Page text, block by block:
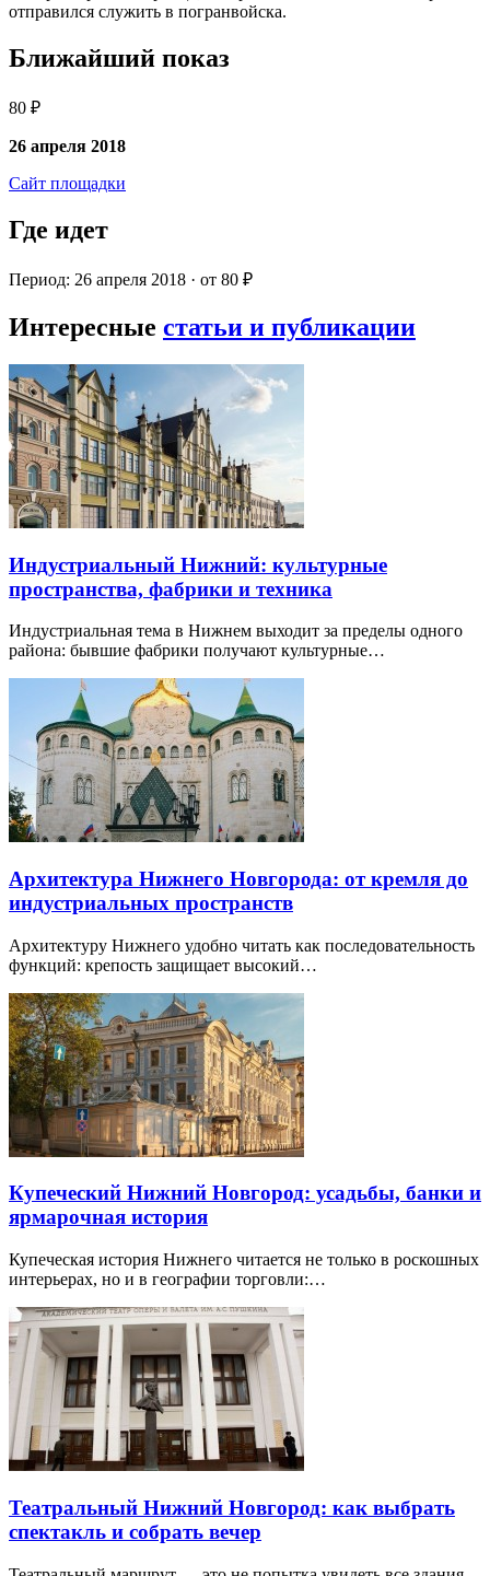
отправился служить в погранвойска.
Ближайший показ
80 ₽
26 апреля 2018
Сайт площадки
Где идет
Период: 26 апреля 2018 · от 80 ₽
Интересные статьи и публикации
Индустриальный Нижний: культурные
пространства, фабрики и техника
Индустриальная тема в Нижнем выходит за пределы одного
района: бывшие фабрики получают культурные…
Архитектура Нижнего Новгорода: от кремля до
индустриальных пространств
Архитектуру Нижнего удобно читать как последовательность
функций: крепость защищает высокий…
Купеческий Нижний Новгород: усадьбы, банки и
ярмарочная история
Купеческая история Нижнего читается не только в роскошных
интерьерах, но и в географии торговли:…
Театральный Нижний Новгород: как выбрать
спектакль и собрать вечер